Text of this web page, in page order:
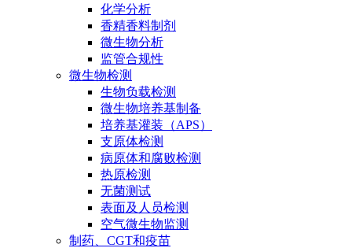
化学分析
香精香料制剂
微生物分析
监管合规性
微生物检测
生物负载检测
微生物培养基制备
培养基灌装（APS）
支原体检测
病原体和腐败检测
热原检测
无菌测试
表面及人员检测
空气微生物监测
制药、CGT和疫苗